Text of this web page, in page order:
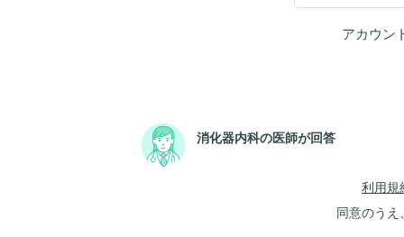
アカウン
消化器内科の医師が回答
利用規
同意のうえ